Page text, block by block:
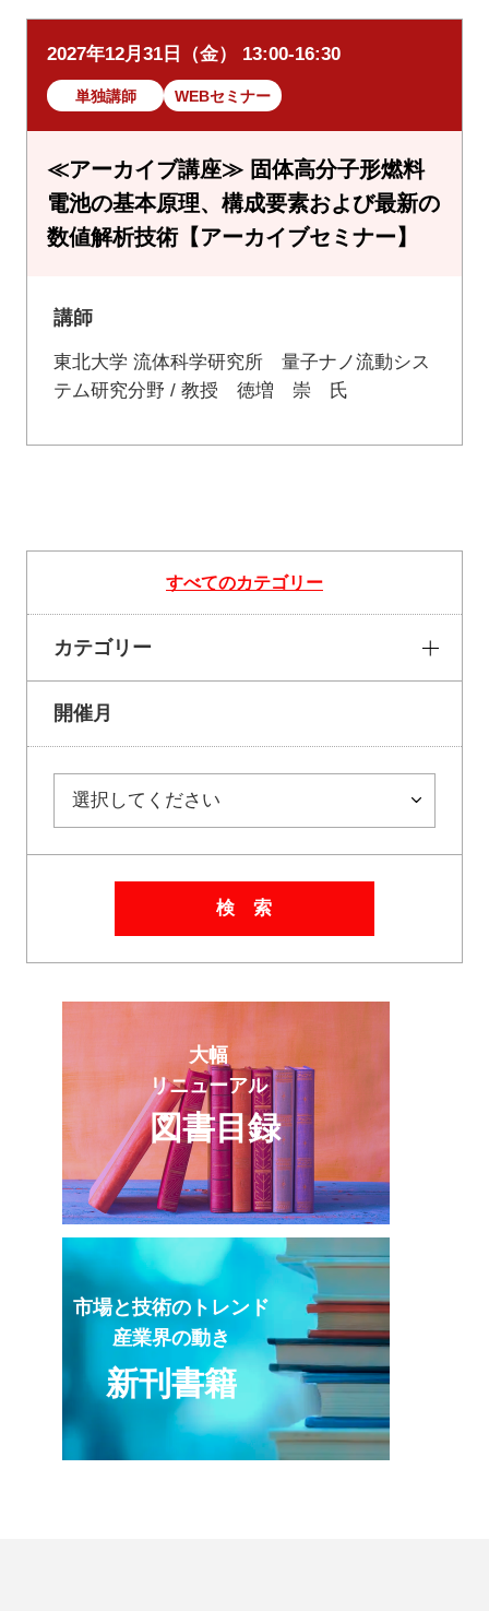
2027年12月31日（金） 13:00-16:30
単独講師 WEBセミナー
≪アーカイブ講座≫ 固体高分子形燃料
電池の基本原理、構成要素および最新の
数値解析技術【アーカイブセミナー】
講師
東北大学 流体科学研究所 量子ナノ流動シス
テム研究分野 / 教授 徳増 崇 氏
すべてのカテゴリー
カテゴリー
開催月
検 索
大幅
リニューアル
図書目録
市場と技術のトレンド
産業界の動き
新刊書籍